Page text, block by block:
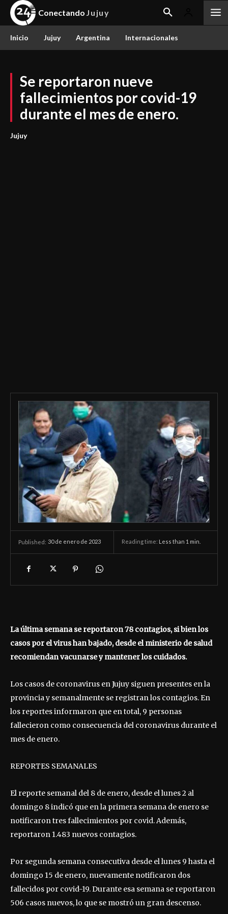
Conectando Jujuy
Inicio Jujuy Argentina Internacionales
Se reportaron nueve
fallecimientos por covid-19
durante el mes de enero.
Jujuy
Published: 30 de enero de 2023 Reading time: Less than 1 min.
La última semana se reportaron 78 contagios, si bien los
casos por el virus han bajado, desde el ministerio de salud
recomiendan vacunarse y mantener los cuidados.
Los casos de coronavirus en Jujuy siguen presentes en la
provincia y semanalmente se registran los contagios. En
los reportes informaron que en total, 9 personas
fallecieron como consecuencia del coronavirus durante el
mes de enero.
REPORTES SEMANALES
El reporte semanal del 8 de enero, desde el lunes 2 al
domingo 8 indicó que en la primera semana de enero se
notificaron tres fallecimientos por covid. Además,
reportaron 1.483 nuevos contagios.
Por segunda semana consecutiva desde el lunes 9 hasta el
domingo 15 de enero, nuevamente notificaron dos
fallecidos por covid-19. Durante esa semana se reportaron
506 casos nuevos, lo que se mostró un gran descenso.